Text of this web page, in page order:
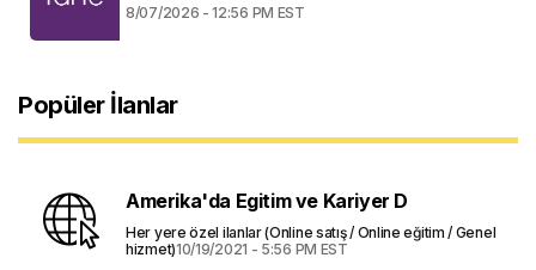
8/07/2026 - 12:56 PM EST
Popüler İlanlar
Amerika'da Egitim ve Kariyer D
Her yere özel ilanlar (Online satış / Online eğitim / Genel
hizmet)10/19/2021 - 5:56 PM EST